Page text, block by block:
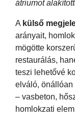
átriumot
A külső
arányait,
mögötte
restaurálás,
teszi lehetővé
elváló, önállóan
– vasbeton,
homlokzati